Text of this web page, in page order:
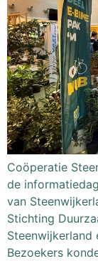
Coöperatie
de
van
Stichting
Steenwijkerland
Bezoekers